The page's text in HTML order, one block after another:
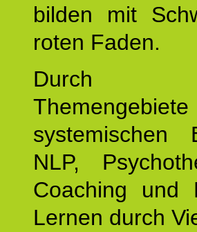
bilden mit
roten Faden.
Durch
systemischen
NLP,
Coaching und
Lernen durch